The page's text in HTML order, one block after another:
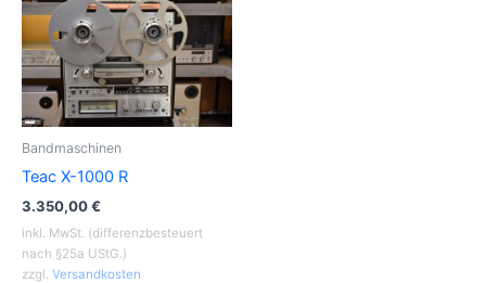
Bandmaschinen
Teac X-1000 R
3.350,00€
inkl. MwSt. (differenzbesteuert
nach §25a UStG.)
zzgl. Versandkosten